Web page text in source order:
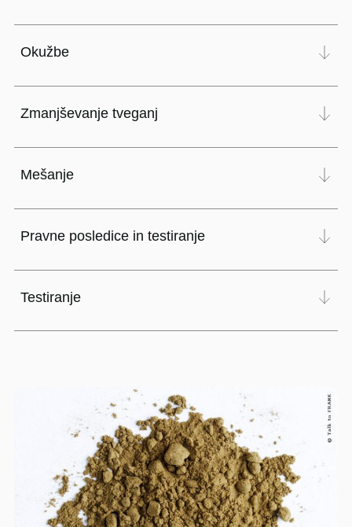
Okužbe
Zmanjševanje tveganj
Mešanje
Pravne posledice in testiranje
Testiranje